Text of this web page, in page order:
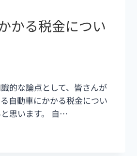
かる税金につい
的な論点として、皆さんが
自動車にかかる税金につい
思います。 自…